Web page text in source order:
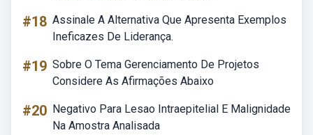
#18 Assinale A Alternativa Que Apresenta Exemplos
Ineficazes De Liderança.
#19 Sobre O Tema Gerenciamento De Projetos
Considere As Afirmações Abaixo
#20 Negativo Para Lesao Intraepitelial E Malignidade
Na Amostra Analisada